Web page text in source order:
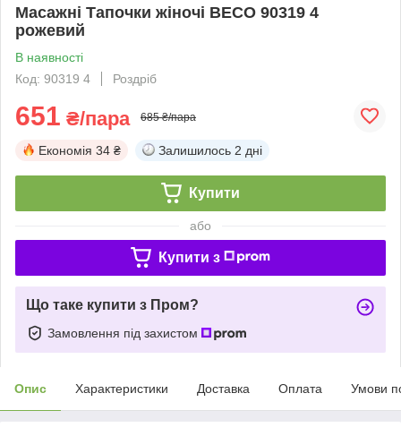
Масажні Тапочки жіночі BECO 90319 4
рожевий
В наявності
Код: 90319 4
Роздріб
651 ₴/пара 685 ₴/пара
Економія 34 ₴ Залишилось 2 дні
Купити
або
Купити з
Що таке купити з Пром?
Замовлення під захистом
Опис Характеристики Доставка Оплата Умови